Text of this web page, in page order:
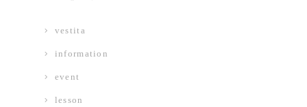
vestita
information
event
lesson